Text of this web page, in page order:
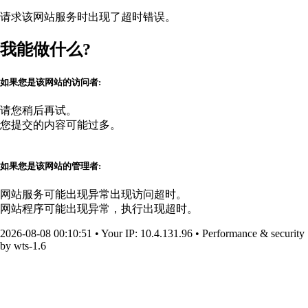
请求该网站服务时出现了超时错误。
我能做什么?
如果您是该网站的访问者:
请您稍后再试。
您提交的内容可能过多。
如果您是该网站的管理者:
网站服务可能出现异常出现访问超时。
网站程序可能出现异常，执行出现超时。
2026-08-08 00:10:51 • Your IP: 10.4.131.96 • Performance & security
by wts-1.6